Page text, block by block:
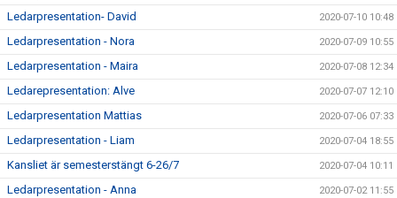
Ledarpresentation- David 2020-07-10 10:48
Ledarpresentation - Nora 2020-07-09 10:55
Ledarpresentation - Maira 2020-07-08 12:34
Ledarepresentation: Alve 2020-07-07 12:10
Ledarpresentation Mattias 2020-07-06 07:33
Ledarpresentation - Liam 2020-07-04 18:55
Kansliet är semesterstängt 6-26/7 2020-07-04 10:11
Ledarpresentation - Anna 2020-07-02 11:55